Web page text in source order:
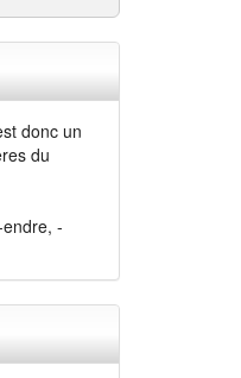
donc un
du
-